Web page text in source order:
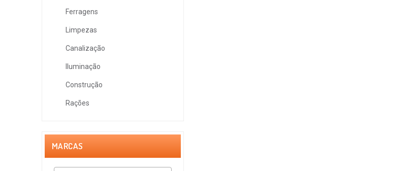
Ferragens
Limpezas
Canalização
Iluminação
Construção
Rações
MARCAS